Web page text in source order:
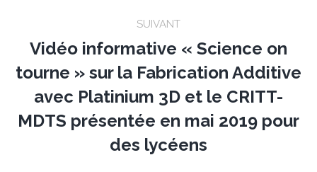
SUIVANT
Next
post:
Vidéo informative « Science on
tourne » sur la Fabrication Additive
avec Platinium 3D et le CRITT-
MDTS présentée en mai 2019 pour
des lycéens